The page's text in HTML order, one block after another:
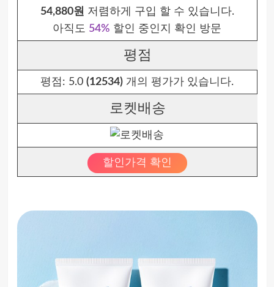
54,880원 저렴하게 구입 할 수 있습니다.
아직도 54% 할인 중인지 확인 방문
평점
평점: 5.0 (12534) 개의 평가가 있습니다.
로켓배송
할인가격 확인